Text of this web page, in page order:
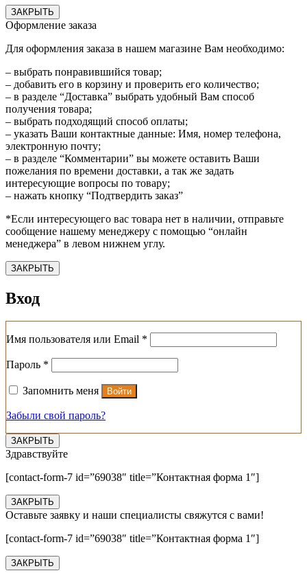
ЗАКРЫТЬ
Оформление заказа
Для оформления заказа в нашем магазине Вам необходимо:
– выбрать понравившийся товар;
– добавить его в корзину и проверить его количество;
– в разделе “Доставка” выбрать удобный Вам способ
получения товара;
– выбрать подходящий способ оплаты;
– указать Ваши контактные данные: Имя, номер телефона,
электронную почту;
– в разделе “Комментарии” вы можете оставить Ваши
пожелания по времени доставки, а так же задать
интересующие вопросы по товару;
– нажать кнопку “Подтвердить заказ”
*Если интересующего вас товара нет в наличии, отправьте
сообщение нашему менеджеру с помощью “онлайн
менеджера” в левом нижнем углу.
ЗАКРЫТЬ
Вход
Имя пользователя или Email *
Пароль *
Запомнить меня Войти
Забыли свой пароль?
ЗАКРЫТЬ
Здравствуйте
[contact-form-7 id=”69038″ title=”Контактная форма 1″]
ЗАКРЫТЬ
Оставьте заявку и наши специалисты свяжутся с вами!
[contact-form-7 id=”69038″ title=”Контактная форма 1″]
ЗАКРЫТЬ